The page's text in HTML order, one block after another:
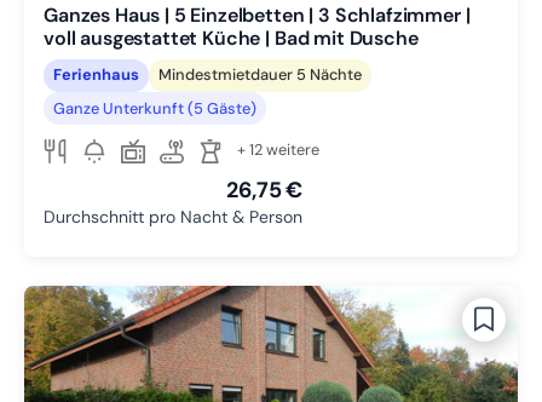
Ganzes Haus | 5 Einzelbetten | 3 Schlafzimmer |
voll ausgestattet Küche | Bad mit Dusche
Ferienhaus
Mindestmietdauer 5 Nächte
Ganze Unterkunft (5 Gäste)
+ 12 weitere
26,75 €
Durchschnitt pro Nacht & Person